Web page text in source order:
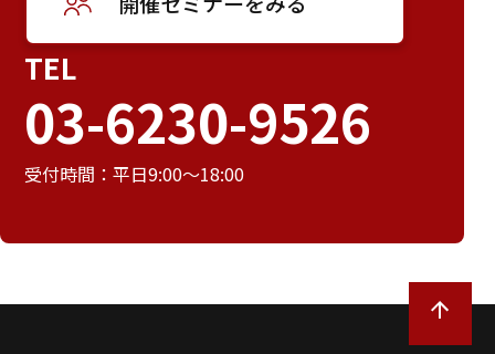
TEL
03-6230-9526
受付時間：平日9:00～18:00